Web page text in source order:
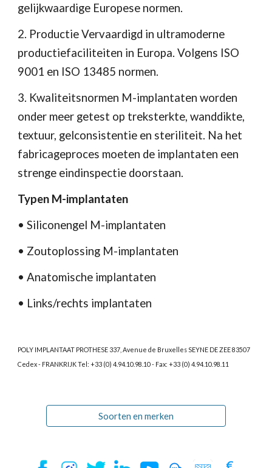
gelijkwaardige Europese normen.
2. Productie Vervaardigd in ultramoderne
productiefaciliteiten in Europa. Volgens ISO
9001 en ISO 13485 normen.
3. Kwaliteitsnormen M-implantaten worden
onder meer getest op treksterkte, wanddikte,
textuur, gelconsistentie en steriliteit. Na het
fabricageproces moeten de implantaten een
strenge eindinspectie doorstaan.
Typen M-implantaten
• Siliconengel M-implantaten
• Zoutoplossing M-implantaten
• Anatomische implantaten
• Links/rechts implantaten
POLY IMPLANTAAT PROTHESE 337, Avenue de Bruxelles SEYNE DE ZEE 83507
Cedex - FRANKRIJK Tel: +33 (0) 4.94.10.98.10 - Fax: +33 (0) 4.94.10.98.11
Soorten en merken